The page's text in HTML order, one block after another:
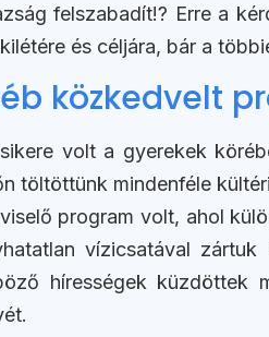
felszabadít!? Erre a
és céljára, bár a
közkedvelt
volt a gyerekek
töltöttünk mindenféle
program volt, ahol
vízicsatával
hírességek küzdöttek